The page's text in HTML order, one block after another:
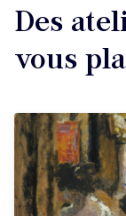
Des
vous